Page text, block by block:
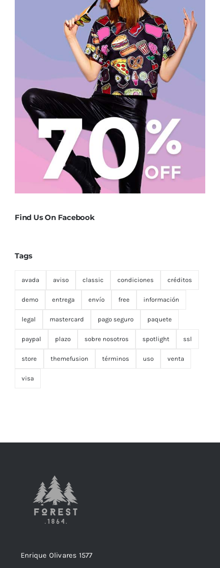
Find Us On Facebook
Tags
avada aviso classic condiciones créditos
demo entrega envío free información
legal mastercard pago seguro paquete
paypal plazo sobre nosotros spotlight ssl
store themefusion términos uso venta
visa
Enrique Olivares 1577